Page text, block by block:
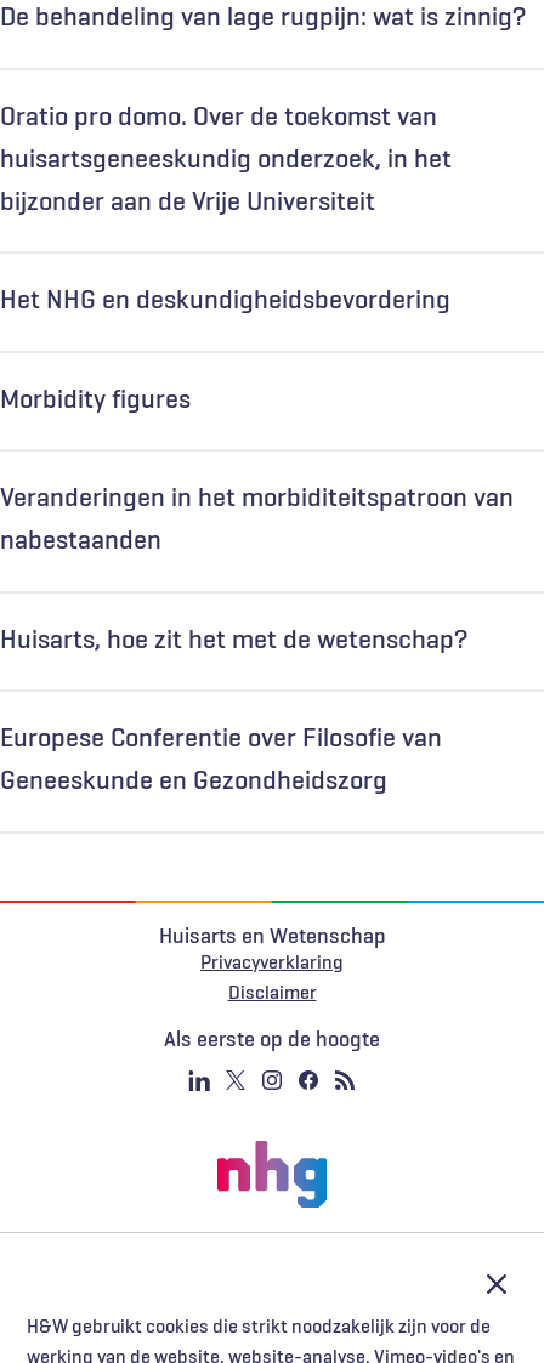
H&W gebruikt cookies die strikt noodzakelijk zijn voor de
werking van de website, website-analyse, Vimeo-video's en
De behandeling van lage rugpijn: wat is zinnig?
Oratio pro domo. Over de toekomst van
huisartsgeneeskundig onderzoek, in het
bijzonder aan de Vrije Universiteit
Het NHG en deskundigheidsbevordering
Morbidity figures
Veranderingen in het morbiditeitspatroon van
nabestaanden
Huisarts, hoe zit het met de wetenschap?
Europese Conferentie over Filosofie van
Geneeskunde en Gezondheidszorg
Huisarts en Wetenschap
Privacyverklaring
Voet
Disclaimer
Als eerste op de hoogte